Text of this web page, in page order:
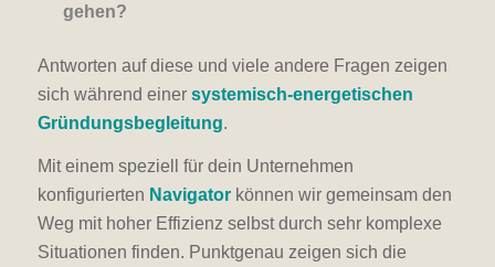
gehen?
Antworten auf diese und viele andere Fragen zeigen
sich während einer systemisch-energetischen
Gründungsbegleitung.
Mit einem speziell für dein Unternehmen
konfigurierten Navigatorkönnen wir gemeinsam den
Weg mit hoher Effizienz selbst durch sehr komplexe
Situationen finden. Punktgenau zeigen sich die